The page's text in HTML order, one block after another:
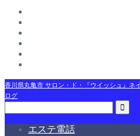
香川県丸亀市 サロン・ド・『ウイッシュ』ネ
ログ
エステ電話